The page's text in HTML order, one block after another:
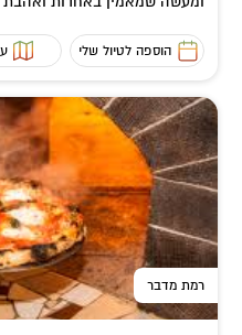
הוספה לטיול שלי
רמת מדבר